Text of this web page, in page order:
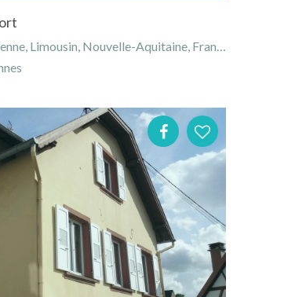
Limousin, Nouvelle-Aquitaine, France